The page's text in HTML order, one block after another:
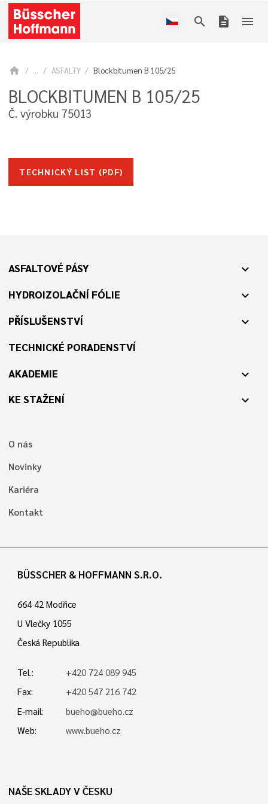
search description menu
home ... ASFALTY Blockbitumen B 105/25
BLOCKBITUMEN B 105/25
Č. výrobku 75013
TECHNICKÝ LIST (PDF)
ASFALTOVÉ PÁSY expand_more
HYDROIZOLAČNÍ FÓLIE expand_more
PŘÍSLUŠENSTVÍ expand_more
TECHNICKÉ PORADENSTVÍ
AKADEMIE
expand_more
KE STAŽENÍ expand_more
O nás
Novinky
Kariéra
Kontakt
BÜSSCHER & HOFFMANN S.R.O.
664 42 Modřice
U Vlečky 1055
Česká Republika
Tel.:
+420 724 089 945
Fax:
+420 547 216 742
E-mail:
bueho@bueho.cz
Web:
www.bueho.cz
NAŠE SKLADY V ČESKU